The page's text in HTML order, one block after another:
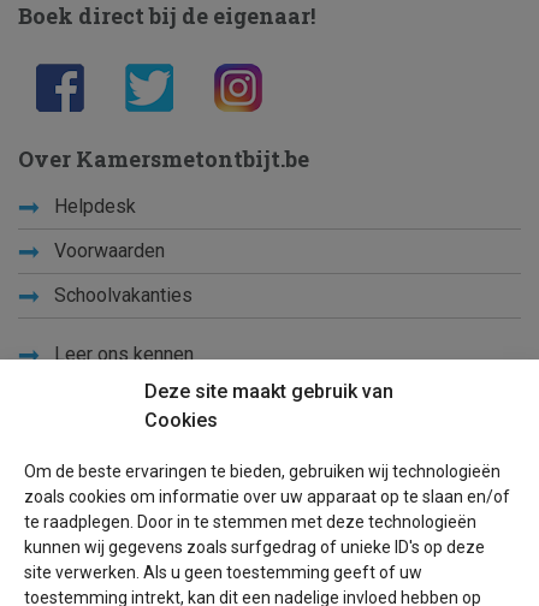
Deze site maakt gebruik van
Cookies
Om de beste ervaringen te bieden, gebruiken wij technologieën
zoals cookies om informatie over uw apparaat op te slaan en/of
te raadplegen. Door in te stemmen met deze technologieën
kunnen wij gegevens zoals surfgedrag of unieke ID's op deze
site verwerken. Als u geen toestemming geeft of uw
toestemming intrekt, kan dit een nadelige invloed hebben op
Boek direct bij de eigenaar!
Over Kamersmetontbijt.be
Helpdesk
Voorwaarden
Schoolvakanties
Leer ons kennen
Sitemap
Blog
Voor eigenaren